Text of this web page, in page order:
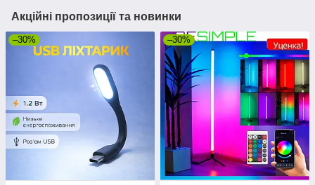
Акційні пропозиції та новинки
–30% –30%